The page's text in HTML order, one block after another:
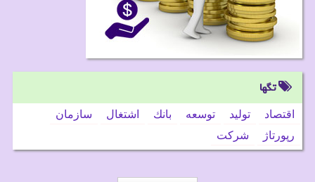
تگها
اقتصاد تولید توسعه بانك اشتغال
سازمان
رپورتاژ
شركت